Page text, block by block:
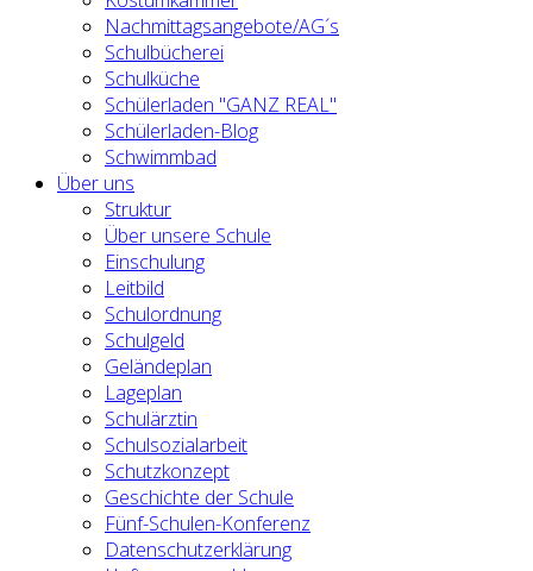
Nachmittagsangebote/AG´s
Schulbücherei
Schulküche
Schülerladen "GANZ REAL"
Schülerladen-Blog
Schwimmbad
Über uns
Struktur
Über unsere Schule
Einschulung
Leitbild
Schulordnung
Schulgeld
Geländeplan
Lageplan
Schulärztin
Schulsozialarbeit
Schutzkonzept
Geschichte der Schule
Fünf-Schulen-Konferenz
Datenschutzerklärung